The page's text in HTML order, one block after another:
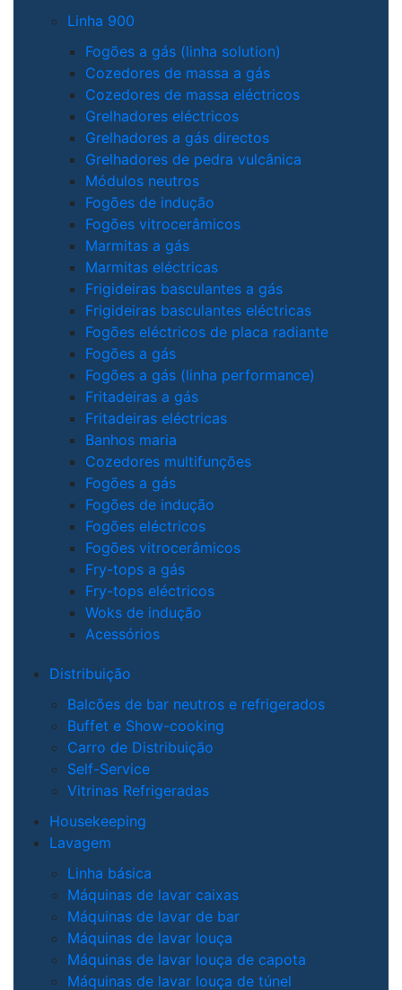
Linha 900
Fogões a gás (linha solution)
Cozedores de massa a gás
Cozedores de massa eléctricos
Grelhadores eléctricos
Grelhadores a gás directos
Grelhadores de pedra vulcânica
Módulos neutros
Fogões de indução
Fogões vitrocerâmicos
Marmitas a gás
Marmitas eléctricas
Frigideiras basculantes a gás
Frigideiras basculantes eléctricas
Fogões eléctricos de placa radiante
Fogões a gás
Fogões a gás (linha performance)
Fritadeiras a gás
Fritadeiras eléctricas
Banhos maria
Cozedores multifunções
Fogões a gás
Fogões de indução
Fogões eléctricos
Fogões vitrocerâmicos
Fry-tops a gás
Fry-tops eléctricos
Woks de indução
Acessórios
Distribuição
Balcões de bar neutros e refrigerados
Buffet e Show-cooking
Carro de Distribuição
Self-Service
Vitrinas Refrigeradas
Housekeeping
Lavagem
Linha básica
Máquinas de lavar caixas
Máquinas de lavar de bar
Máquinas de lavar louça
Máquinas de lavar louça de capota
Máquinas de lavar louça de túnel